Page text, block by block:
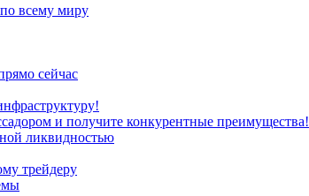
всему миру
сейчас
и получите конкурентные преимущества!
ликвидностью
трейдеру